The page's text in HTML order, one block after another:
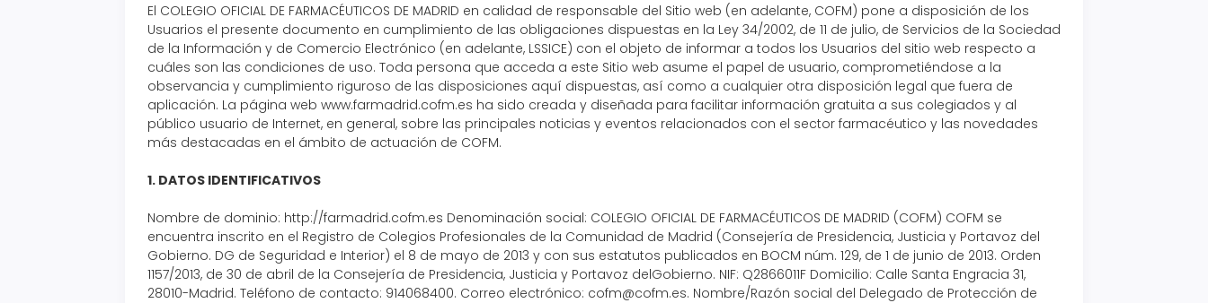
El COLEGIO OFICIAL DE FARMACÉUTICOS DE MADRID en calidad de responsable del Sitio web (en adelante, COFM) pone a disposición de los
Usuarios el presente documento en cumplimiento de las obligaciones dispuestas en la Ley 34/2002, de 11 de julio, de Servicios de la Sociedad
de la Información y de Comercio Electrónico (en adelante, LSSICE) con el objeto de informar a todos los Usuarios del sitio web respecto a
cuáles son las condiciones de uso. Toda persona que acceda a este Sitio web asume el papel de usuario, comprometiéndose a la
observancia y cumplimiento riguroso de las disposiciones aquí dispuestas, así como a cualquier otra disposición legal que fuera de
aplicación. La página web www.farmadrid.cofm.es ha sido creada y diseñada para facilitar información gratuita a sus colegiados y al
público usuario de Internet, en general, sobre las principales noticias y eventos relacionados con el sector farmacéutico y las novedades
más destacadas en el ámbito de actuación de COFM.
1. DATOS IDENTIFICATIVOS
Nombre de dominio: http://farmadrid.cofm.es Denominación social: COLEGIO OFICIAL DE FARMACÉUTICOS DE MADRID (COFM) COFM se
encuentra inscrito en el Registro de Colegios Profesionales de la Comunidad de Madrid (Consejería de Presidencia, Justicia y Portavoz del
Gobierno. DG de Seguridad e Interior) el 8 de mayo de 2013 y con sus estatutos publicados en BOCM núm. 129, de 1 de junio de 2013. Orden
1157/2013, de 30 de abril de la Consejería de Presidencia, Justicia y Portavoz delGobierno. NIF: Q2866011F Domicilio: Calle Santa Engracia 31,
28010-Madrid. Teléfono de contacto: 914068400. Correo electrónico: cofm@cofm.es. Nombre/Razón social del Delegado de Protección de